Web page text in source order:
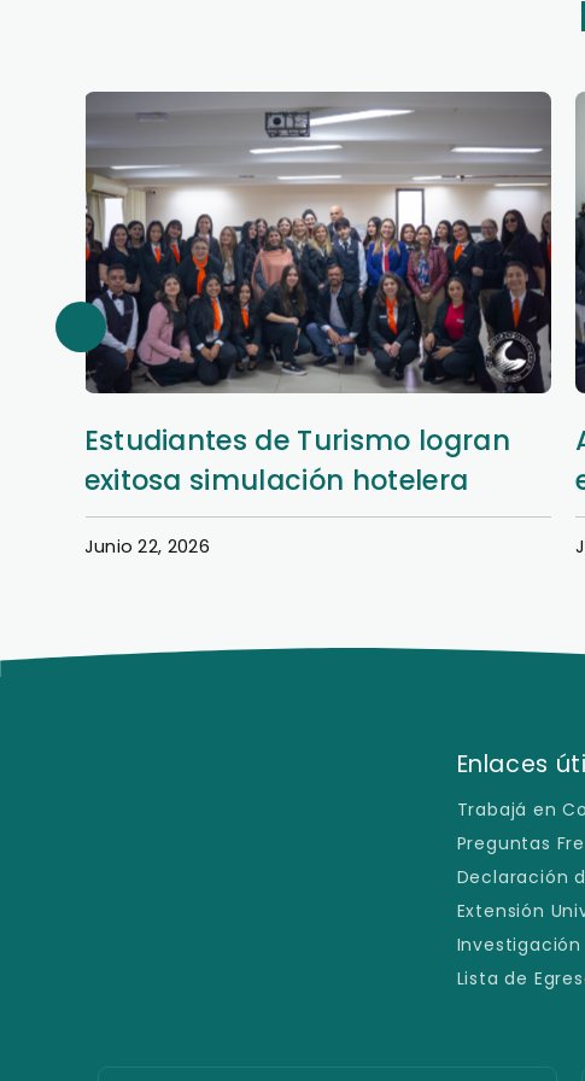
Así se vivió la Semana Hotelera
en la Filial San Lorenzo
Junio 22, 2026
Enlaces
Trabajá en
Preguntas
Declaración
Extensión
Investigación
Lista de